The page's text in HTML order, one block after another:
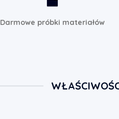
Darmowe próbki materiałów